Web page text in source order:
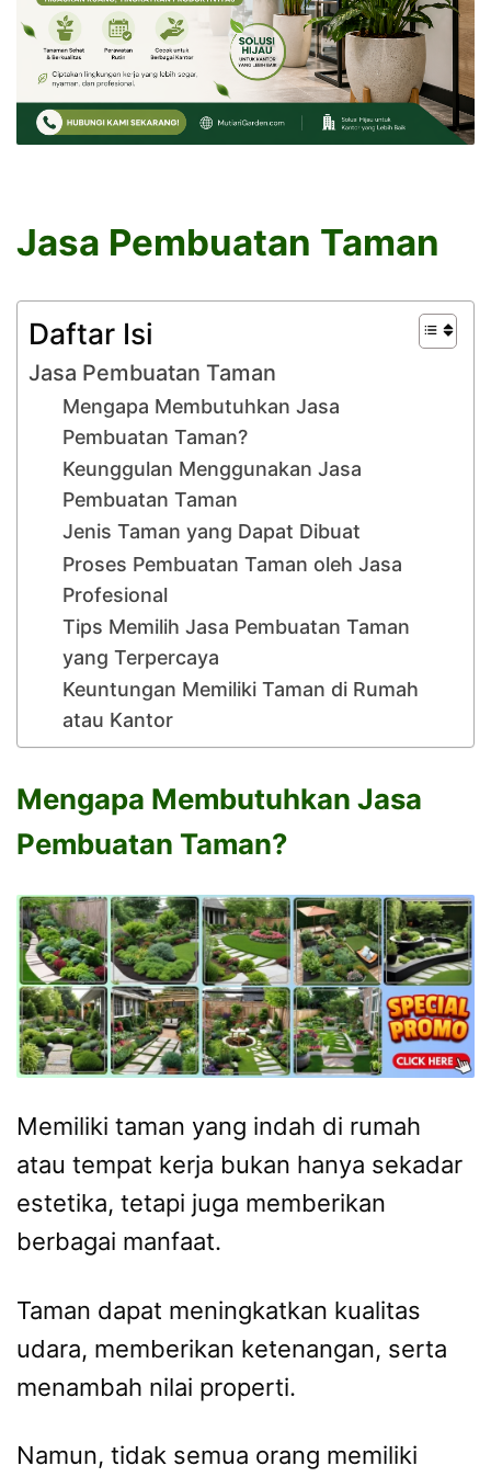
Jasa Pembuatan Taman
Daftar Isi
Jasa Pembuatan Taman
Mengapa Membutuhkan Jasa
Pembuatan Taman?
Keunggulan Menggunakan Jasa
Pembuatan Taman
Jenis Taman yang Dapat Dibuat
Proses Pembuatan Taman oleh Jasa
Profesional
Tips Memilih Jasa Pembuatan Taman
yang Terpercaya
Keuntungan Memiliki Taman di Rumah
atau Kantor
Mengapa Membutuhkan Jasa
Pembuatan Taman?
Memiliki taman yang indah di rumah
atau tempat kerja bukan hanya sekadar
estetika, tetapi juga memberikan
berbagai manfaat.
Taman dapat meningkatkan kualitas
udara, memberikan ketenangan, serta
menambah nilai properti.
Namun, tidak semua orang memiliki